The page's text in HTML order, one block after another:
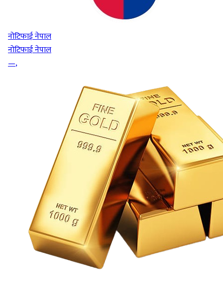
नोटिफाई नेपाल
नोटिफाई नेपाल
—,